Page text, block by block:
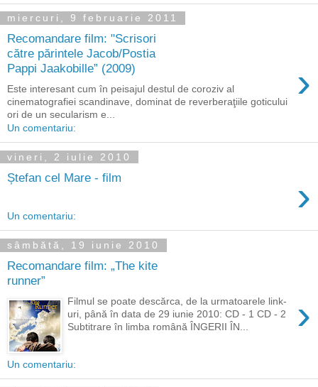
miercuri, 9 februarie 2011
Recomandare film: "Scrisori
către părintele Jacob/Postia
Pappi Jaakobille” (2009)
›
Este interesant cum în peisajul destul de coroziv al
cinematografiei scandinave, dominat de reverberaţiile goticului
ori de un secularism e...
Un comentariu:
vineri, 2 iulie 2010
Ștefan cel Mare - film ›
Un comentariu:
sâmbătă, 19 iunie 2010
Recomandare film: „The kite
runner”
›
Filmul se poate descărca, de la urmatoarele link-
uri, până în data de 29 iunie 2010: CD - 1 CD - 2
Subtitrare în limba română ÎNGERII ÎN...
Un comentariu: